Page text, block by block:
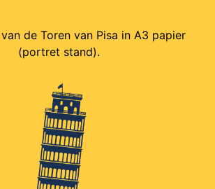
de Toren van Pisa in A3 papier
(portret stand).